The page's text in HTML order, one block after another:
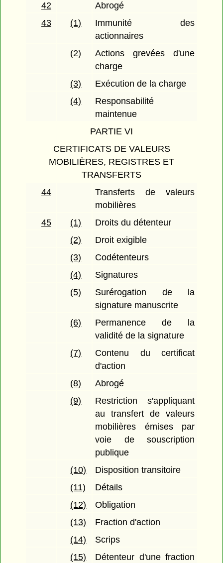
42
Abrogé
43
(1)
Immunité des
actionnaires
(2)
Actions grevées d'une
charge
(3)
Exécution de la charge
(4)
Responsabilité
maintenue
PARTIE VI
CERTIFICATS DE VALEURS
MOBILIÈRES, REGISTRES ET
TRANSFERTS
44
Transferts de valeurs
mobilières
45
(1)
Droits du détenteur
(2)
Droit exigible
(3)
Codétenteurs
(4)
Signatures
(5)
Surérogation de la
signature manuscrite
(6)
Permanence de la
validité de la signature
(7)
Contenu du certificat
d'action
(8)
Abrogé
(9)
Restriction s'appliquant
au transfert de valeurs
mobilières émises par
voie de souscription
publique
(10)
Disposition transitoire
(11)
Détails
(12)
Obligation
(13)
Fraction d'action
(14)
Scrips
(15)
Détenteur d'une fraction